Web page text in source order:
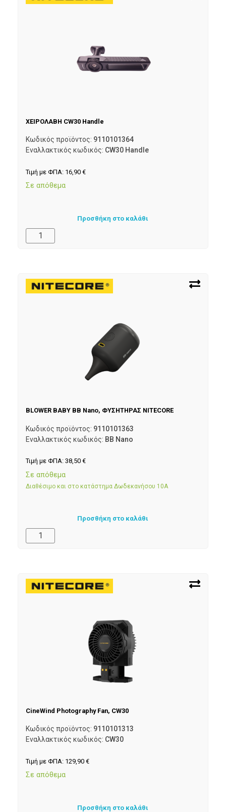
ΧΕΙΡΟΛΑΒΗ CW30 Handle
Κωδικός προϊόντος: 9110101364
Εναλλακτικός κωδικός: CW30 Handle
Τιμή με ΦΠΑ: 16,90 €
Σε απόθεμα
Προσθήκη στο καλάθι
BLOWER BABY BB Nano, ΦΥΣΗΤΗΡΑΣ NITECORE
Κωδικός προϊόντος: 9110101363
Εναλλακτικός κωδικός: BB Nano
Τιμή με ΦΠΑ: 38,50 €
Σε απόθεμα
Διαθέσιμο και στο κατάστημα Δωδεκανήσου 10Α
Προσθήκη στο καλάθι
CineWind Photography Fan, CW30
Κωδικός προϊόντος: 9110101313
Εναλλακτικός κωδικός: CW30
Τιμή με ΦΠΑ: 129,90 €
Σε απόθεμα
Προσθήκη στο καλάθι